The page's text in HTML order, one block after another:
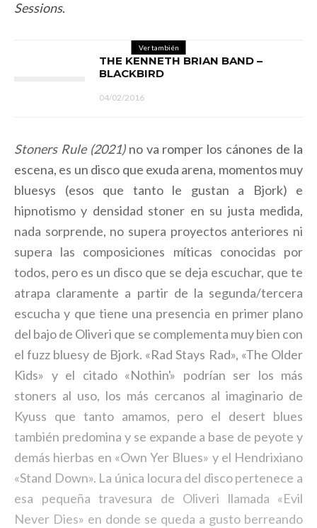
Sessions.
Ver también
THE KENNETH BRIAN BAND –
BLACKBIRD
04/02/2016
Stoners Rule (2021)no va romper los cánones de la
escena, es un disco que exuda arena, momentos muy
bluesys (esos que tanto le gustan a Bjork) e
hipnotismo y densidad stoner en su justa medida,
nada sorprende, no supera proyectos anteriores ni
supera las composiciones míticas conocidas por
todos, pero es un disco que se deja escuchar, que te
atrapa claramente a partir de la segunda/tercera
escucha y que tiene una presencia en primer plano
del bajo de Oliveri que se complementa muy bien con
el fuzz bluesy de Bjork. «Rad Stays Rad», «The Older
Kids» y el citado «Nothin'» podrían ser los más
stoners al uso, los más cercanos al imaginario de
Kyuss que tanto amamos, pero el desert blues
también predomina y se expande a base de peyote y
demás hierbas en «Own Yer Blues» y el Hendrixiano
«Stand Down». La única locura del disco pertenece a
esa pequeña travesura de Oliveri llamada «Evil
Never Dies» en donde se queda a gusto berreando